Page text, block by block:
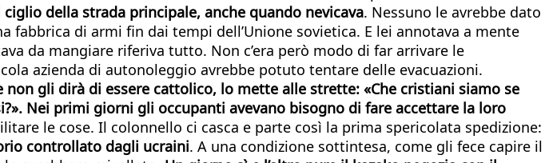
della strada principale, anche quando nevicava. Nessuno le avrebbe dato
fabbrica di armi fin dai tempi dell’Unione sovietica. E lei annotava a mente
da mangiare riferiva tutto. Non c’era però modo di far arrivare le
azienda di autonoleggio avrebbe potuto tentare delle evacuazioni.
gli dirà di essere cattolico, lo mette alle strette: «Che cristiani siamo se
Nei primi giorni gli occupanti avevano bisogno di fare accettare la loro
le cose. Il colonnello ci casca e parte così la prima spericolata spedizione:
controllato dagli ucraini. A una condizione sottintesa, come gli fece capire il